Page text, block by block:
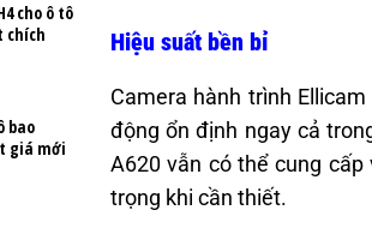
Hiệu suất bền bỉ
Camera hành trình
động ổn định ngay cả
A620 vẫn có thể cung
trọng khi cần thiết.
cho ô tô
chích
bao
giá mới